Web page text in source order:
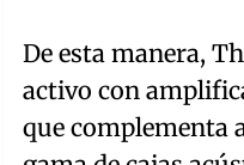
De esta manera,
activo con
que complementa